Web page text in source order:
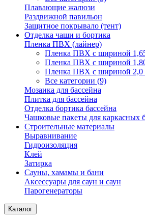
Плавающие жалюзи
Раздвижной павильон
Защитное покрывало (тент)
Отделка чаши и бортика
Пленка ПВХ (лайнер)
Пленка ПВХ с шириной
Пленка ПВХ с шириной
Пленка ПВХ с шириной 2,0
Все категории (9)
Мозаика для бассейна
Плитка для бассейна
Отделка бортика бассейна
Чашковые пакеты для каркасных
Строительные материалы
Выравнивание
Гидроизоляция
Клей
Затирка
Сауны, хамамы и бани
Аксессуары для саун и саун
Парогенераторы
Каталог